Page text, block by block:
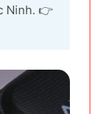
Ninh. 👉
đầu tư